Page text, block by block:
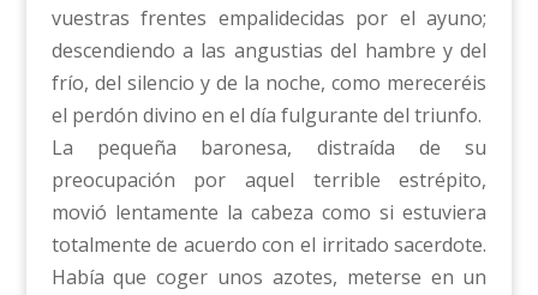
vuestras frentes empalidecidas por el ayuno;
descendiendo a las angustias del hambre y del
frío, del silencio y de la noche, como mereceréis
el perdón divino en el día fulgurante del triunfo.
La pequeña baronesa, distraída de su
preocupación por aquel terrible estrépito,
movió lentamente la cabeza como si estuviera
totalmente de acuerdo con el irritado sacerdote.
Había que coger unos azotes, meterse en un